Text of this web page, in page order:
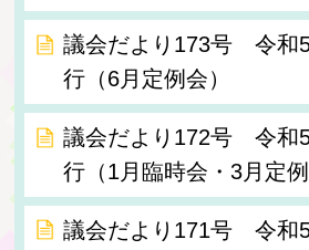
議会だより173号 令和
行（6月定例会）
議会だより172号 令和
行（1月臨時会・3月定例
議会だより171号 令和